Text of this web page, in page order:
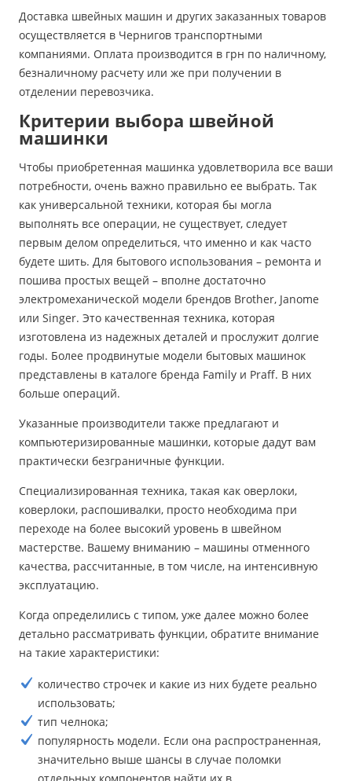
Доставка швейных машин и других заказанных товаров
осуществляется в Чернигов транспортными
компаниями. Оплата производится в грн по наличному,
безналичному расчету или же при получении в
отделении перевозчика.
Критерии выбора швейной
машинки
Чтобы приобретенная машинка удовлетворила все ваши
потребности, очень важно правильно ее выбрать. Так
как универсальной техники, которая бы могла
выполнять все операции, не существует, следует
первым делом определиться, что именно и как часто
будете шить. Для бытового использования – ремонта и
пошива простых вещей – вполне достаточно
электромеханической модели брендов Brother, Janome
или Singer. Это качественная техника, которая
изготовлена из надежных деталей и прослужит долгие
годы. Более продвинутые модели бытовых машинок
представлены в каталоге бренда Family и Praff. В них
больше операций.
Указанные производители также предлагают и
компьютеризированные машинки, которые дадут вам
практически безграничные функции.
Специализированная техника, такая как оверлоки,
коверлоки, распошивалки, просто необходима при
переходе на более высокий уровень в швейном
мастерстве. Вашему вниманию – машины отменного
качества, рассчитанные, в том числе, на интенсивную
эксплуатацию.
Когда определились с типом, уже далее можно более
детально рассматривать функции, обратите внимание
на такие характеристики:
количество строчек и какие из них будете реально
использовать;
тип челнока;
популярность модели. Если она распространенная,
значительно выше шансы в случае поломки